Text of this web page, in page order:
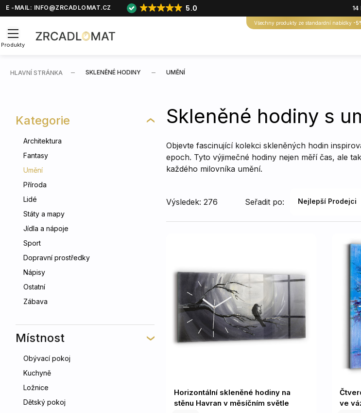
E -MAIL: INFO@ZRCADLOMAT.CZ 5.0 14
Všechny produkty ze standardní nabídky -
Produkty
HLAVNÍ STRÁNKA SKLENĚNÉ HODINY UMĚNÍ
Kategorie
Architektura
Fantasy
Umění
Příroda
Lidé
Státy a mapy
Jídla a nápoje
Sport
Dopravní prostředky
Nápisy
Ostatní
Zábava
Místnost
Obývací pokoj
Kuchyně
Ložnice
Dětský pokoj
Skleněné hodiny s
Objevte fascinující kolekci skleněných hodin
epoch. Tyto výjimečné hodiny nejen měří čas, ale
každého milovníka umění.
Výsledek: 276 Seřadit po: Nejlepší Prodejci
Horizontální skleněné hodiny na
stěnu Havran v měsíčním světle
ve